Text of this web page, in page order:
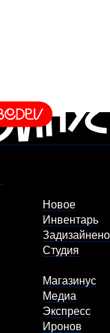
Новое
Инвентарь
Задизайнено
Студия
Магазинус
Медиа
Экспресс
Иронов